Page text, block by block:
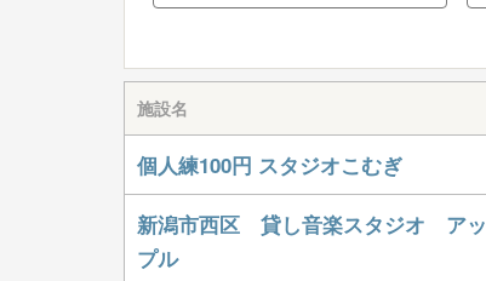
施設名
個人練100円 スタジオこむぎ
新潟市西区 貸し音楽スタジオ アッ
プル